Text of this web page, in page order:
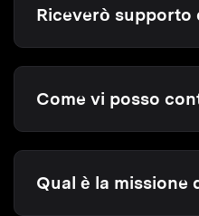
Riceverò supporto
Come vi posso
Qual è la missione